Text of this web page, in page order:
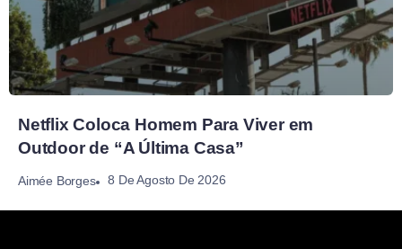
Netflix Coloca Homem Para Viver em
Outdoor de “A Última Casa”
Aimée Borges 8 De Agosto De 2026